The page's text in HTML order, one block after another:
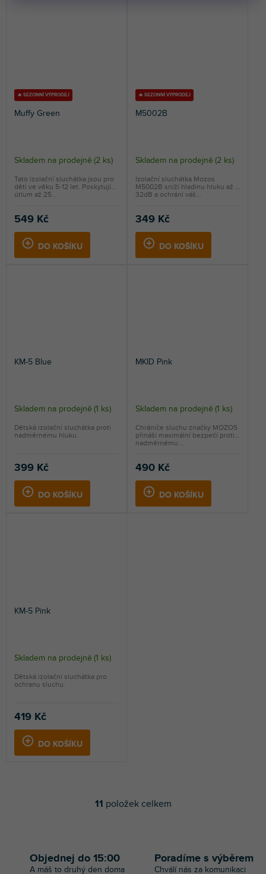
🔥 SEZONNÍ VÝPRODEJ
Muffy Green
Skladem na prodejně (2 ks)
549 Kč
DO KOŠÍKU
Tato izolační sluchátka jsou pro
děti ve věku 5-12 let. Poskytují
útlum až 25...
🔥 SEZONNÍ VÝPRODEJ
M5002B
Skladem na prodejně (2 ks)
349 Kč
DO KOŠÍKU
Izolační sluchátka Mozos
M5002B sníží hladinu hluku až o
32dB a ochrání váš...
KM-5 Blue
Skladem na prodejně (1 ks)
399 Kč
DO KOŠÍKU
Dětská izolační sluchátka proti
nadměrnému hluku.
MKID Pink
Skladem na prodejně (1 ks)
490 Kč
DO KOŠÍKU
Chrániče sluchu značky MOZOS
přináší maximální bezpečí proti
nadměrnému...
KM-5 Pink
Skladem na prodejně (1 ks)
419 Kč
DO KOŠÍKU
Dětská izolační sluchátka pro
ochranu sluchu.
O
11 položek celkem
Objednej do 15:00
A máš to druhý den doma
Poradíme s výběrem
Chválí nás za komunikaci